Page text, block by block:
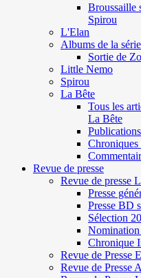
Broussaille
Spirou
L'Elan
Albums de la
Sortie de
Little Nemo
Spirou
La Bête
Tous les
La Bête
Revue de presse
Revue de presse
Presse
Presse BD
Sélection
Chronique
Revue de Presse
Revue de Presse